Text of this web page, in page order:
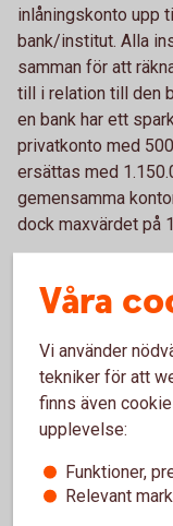
inlåningskonto upp
bank/institut. Alla
samman för att
till i relation till den
en bank har ett
privatkonto med
ersättas med
gemensamma
dock maxvärdet på
kronor på ett
anger att en
upp till 5 miljoner
till vissa i lagen
försäljning av
upphörande av
invaliditet eller
gäller vissa
Våra
Vi använder
tekniker för att
finns även
upplevelse:
Funktioner,
Relevant